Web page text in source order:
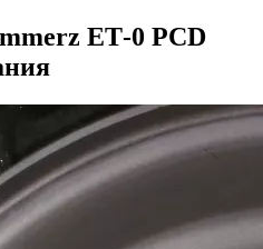
ЕТ-0 PCD